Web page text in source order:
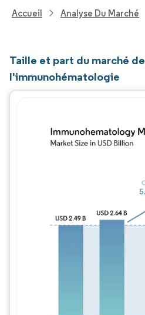
Accueil Analyse Du Marché
Taille et part du marché de
l'immunohématologie